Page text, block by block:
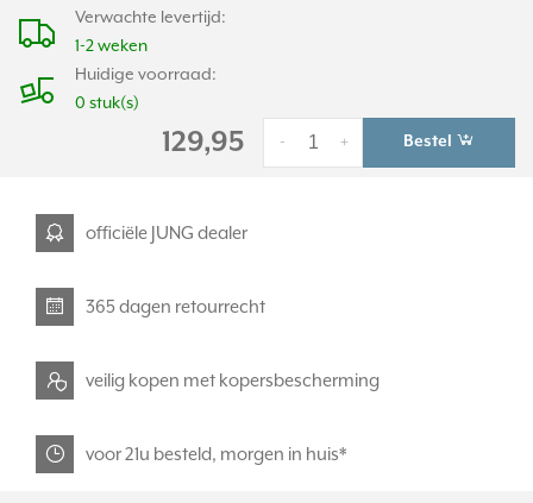
Verwachte levertijd:
1-2 weken
Huidige voorraad:
0 stuk(s)
129,95 +
- Bestel
officiële JUNG dealer
365 dagen retourrecht
veilig kopen met kopersbescherming
voor 21u besteld, morgen in huis*